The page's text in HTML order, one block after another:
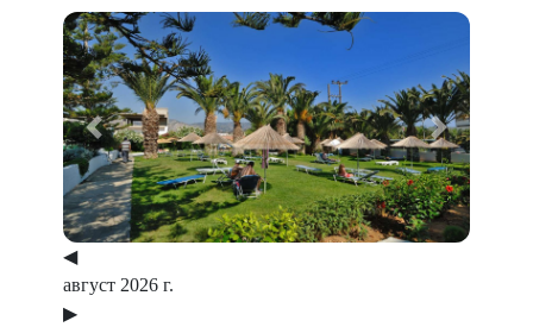
Previous Next
◀
август 2026 г.
▶